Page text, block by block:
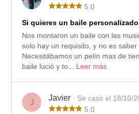
5.0
Si quieres un baile
Nos montaron un baile con las
solo hay un requisito, y no es
Necesitábamos un pelín mas de
baile lució y to... Leer más
J Javier · Se casó el 18/10/
5.0